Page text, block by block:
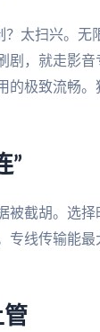
太扫兴。无
，就走影
的极致流畅
”
被截胡。选
专线传输能